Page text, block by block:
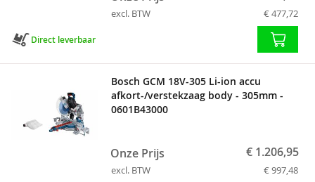
excl. BTW € 477,72
Direct leverbaar
Bosch GCM 18V-305 Li-ion accu
afkort-/verstekzaag body - 305mm -
0601B43000
Onze Prijs € 1.206,95
excl. BTW € 997,48